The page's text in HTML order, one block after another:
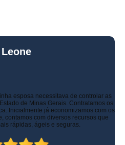
esposa necessitava de controlar as
de Minas Gerais. Contratamos os
Inicialmente já economizamos com os
contamos com diversos recursos que
rápidas, ágeis e seguras.